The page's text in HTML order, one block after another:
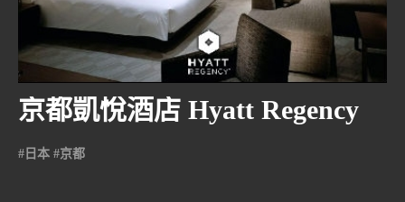
京都凱悅酒店 Hyatt Regency
#日本 #京都